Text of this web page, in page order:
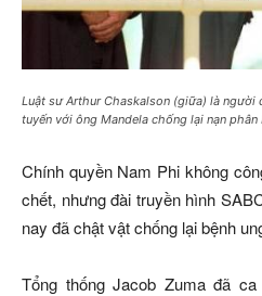
Luật sư Arthur Chaskalson (giữa) là người
tuyến với ông Mandela chống lại nạn
Chính quyền Nam Phi không
chết, nhưng đài truyền hình
nay đã chật vật chống lại bệnh
Tổng thống Jacob Zuma đã